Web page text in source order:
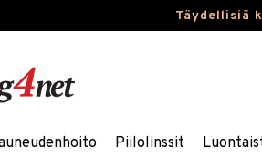
Täydellisiä
Piilolinssit